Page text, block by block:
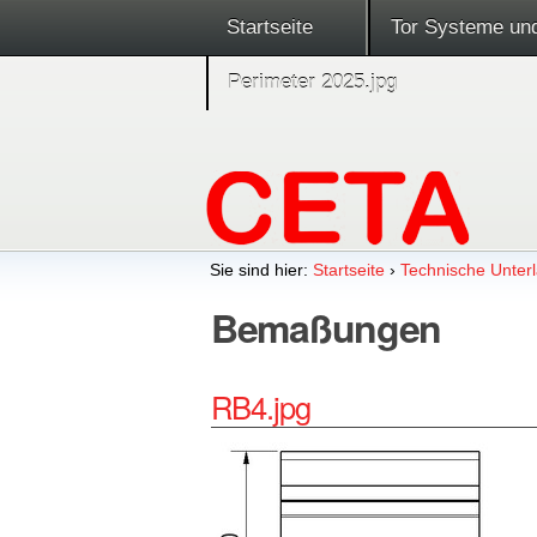
Startseite Tor Systeme
Perimeter 2025.jpg
Sie sind hier: Startseite ›Technische
Bemaßungen
RB4.jpg